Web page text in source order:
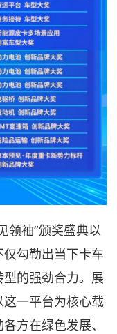
领袖”颁奖盛典以
勾勒出当下卡车
的强劲合力。展
一平台为核心载
方在绿色发展、